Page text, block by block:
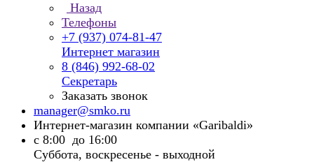
Назад
Телефоны
+7 (937) 074-81-47
Интернет магазин
8 (846) 992-68-02
Секретарь
Заказать звонок
manager@smko.ru
Интернет-магазин компании «Garibaldi»
с 8:00 до 16:00
Суббота, воскресенье - выходной